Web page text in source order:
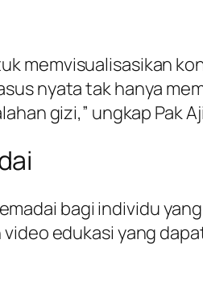
memvisualisasikan
nyata tak hanya
gizi,” ungkap Pak
bagi individu
edukasi yang